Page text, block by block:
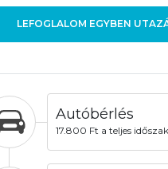
LEFOGLALOM EGYBEN
Autóbérlés
17.800 Ft a teljes